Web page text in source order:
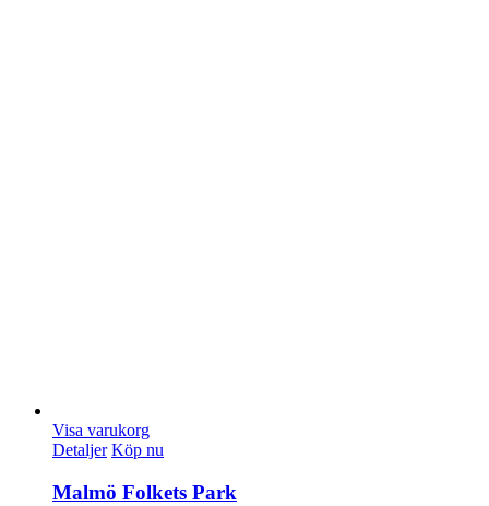
Visa varukorg
Detaljer Köp nu
Malmö Folkets Park